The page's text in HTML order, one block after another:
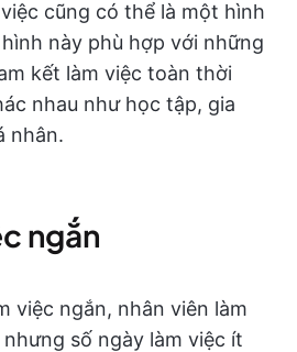
cũng có thể là một hình
này phù hợp với những
kết làm việc toàn thời
nhau như học tập, gia
nhân.
ngắn
việc ngắn, nhân viên làm
số ngày làm việc ít